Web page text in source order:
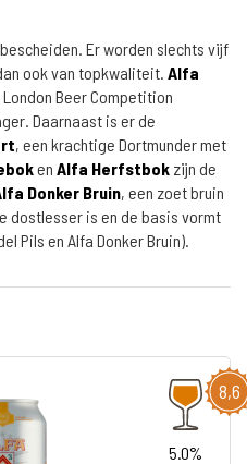
Er worden slechts vijf
ook van topkwaliteit. Alfa
Beer Competition
Daarnaast is er de
, een krachtige Dortmunder met
en Alfa Herfstbok zijn de
Donker Bruin, een zoet bruin
dostlesser is en de basis vormt
Pils en Alfa Donker Bruin).
8,6
5.0%